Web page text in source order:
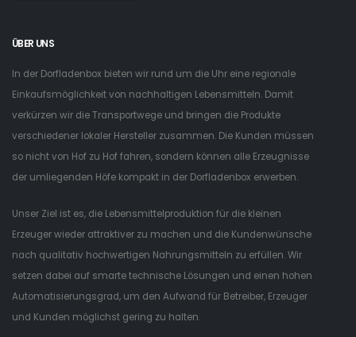
ÜBER UNS
In der Dorfladenbox bieten wir rund um die Uhr eine regionale
Einkaufsmöglichkeit von nachhaltigen Lebensmitteln. Damit
verkürzen wir die Transportwege und bringen die Produkte
verschiedener lokaler Hersteller zusammen. Die Kunden müssen
so nicht von Hof zu Hof fahren, sondern können alle Erzeugnisse
der umliegenden Höfe kompakt in der Dorfladenbox erwerben.
Unser Ziel ist es, die Lebensmittelproduktion für die kleinen
Erzeuger wieder attraktiver zu machen und die Kundenwünsche
nach qualitativ hochwertigen Nahrungsmitteln zu erfüllen. Wir
setzen dabei auf smarte technische Lösungen und einen hohen
Automatisierungsgrad, um den Aufwand für Betreiber, Erzeuger
und Kunden möglichst gering zu halten.